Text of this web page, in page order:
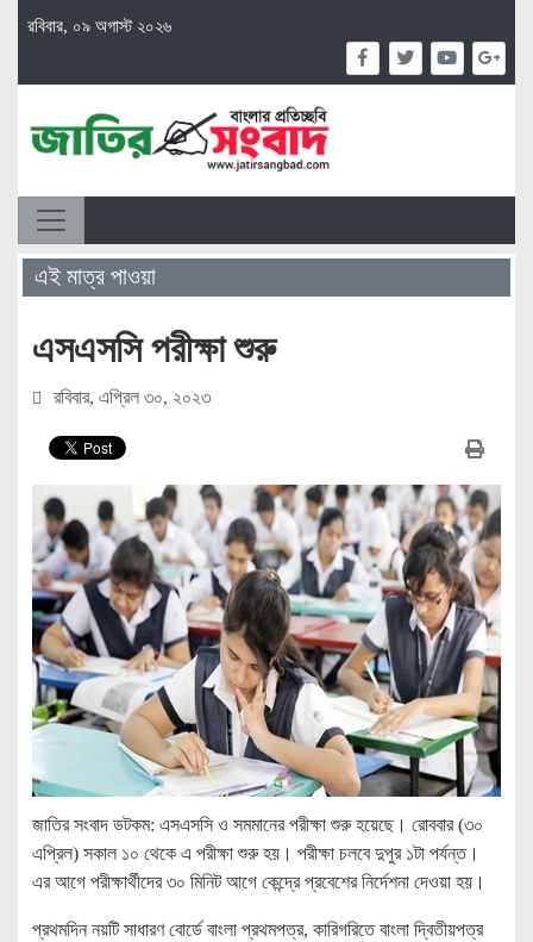
রবিবার, ০৯ অগাস্ট ২০২৬
এই মাত্র পাওয়া
এসএসসি পরীক্ষা শুরু
রবিবার, এপ্রিল ৩০, ২০২৩
জাতির সংবাদ ডটকম: এসএসসি ও সমমানের পরীক্ষা শুরু হয়েছে। রোববার (৩০
এপ্রিল) সকাল ১০ থেকে এ পরীক্ষা শুরু হয়। পরীক্ষা চলবে দুপুর ১টা পর্যন্ত।
এর আগে পরীক্ষার্থীদের ৩০ মিনিট আগে কেন্দ্রে প্রবেশের নির্দেশনা দেওয়া হয়।
প্রথমদিন নয়টি সাধারণ বোর্ডে বাংলা প্রথমপত্র, কারিগরিতে বাংলা দ্বিতীয়পত্র